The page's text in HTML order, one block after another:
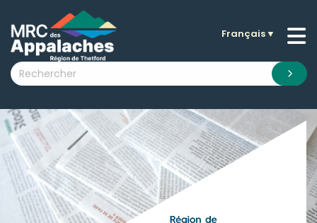
submenu (La MRC )
submenu (Citoyens )
submenu (Visiteurs )
submenu (Nouvelles )
submenu (Documentation )
Français▼